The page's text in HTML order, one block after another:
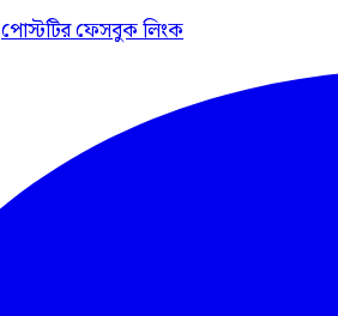
পোস্টটির ফেসবুক লিংক